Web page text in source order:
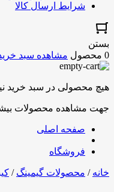
شرایط ارسال کالا
بستن
0 محصول
مشاهده سبد
هیچ محصولی در سبد خرید
جهت مشاهده محصولات
صفحه اصلی
فروشگاه
خانه / محصولات گیمینگ /